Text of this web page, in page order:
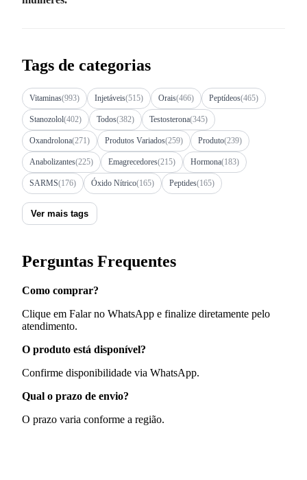
Tags de categorias
Vitaminas(993) Injetáveis(515) Orais(466) Peptídeos(465)
Stanozolol(402) Todos(382) Testosterona(345)
Oxandrolona(271) Produtos Variados(259) Produto(239)
Anabolizantes(225) Emagrecedores(215) Hormona(183)
SARMS(176) Óxido Nítrico(165) Peptides(165)
Ver mais tags
Perguntas Frequentes
Como comprar?
Clique em Falar no WhatsApp e finalize diretamente pelo
atendimento.
O produto está disponível?
Confirme disponibilidade via WhatsApp.
Qual o prazo de envio?
O prazo varia conforme a região.